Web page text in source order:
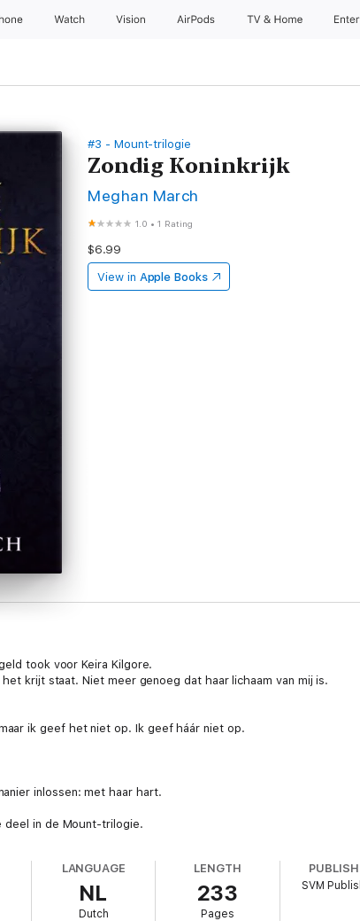
Watch Vision AirPods TV & Home
#3 - Mount-trilogie
Zondig Koninkrijk
Meghan March
1.0 •1 Rating
$6.99
View in Apple Books
took voor Keira Kilgore.
krijt staat. Niet meer genoeg dat haar lichaam van mij is.
ik geef het niet op. Ik geef háár niet op.
inlossen: met haar hart.
deel in de Mount-trilogie.
LANGUAGE
NL
Dutch
LENGTH
233
Pages
SVM